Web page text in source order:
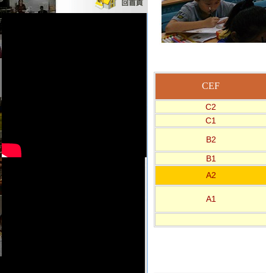
CEF
C2
C1
B2
B1
A2
A1